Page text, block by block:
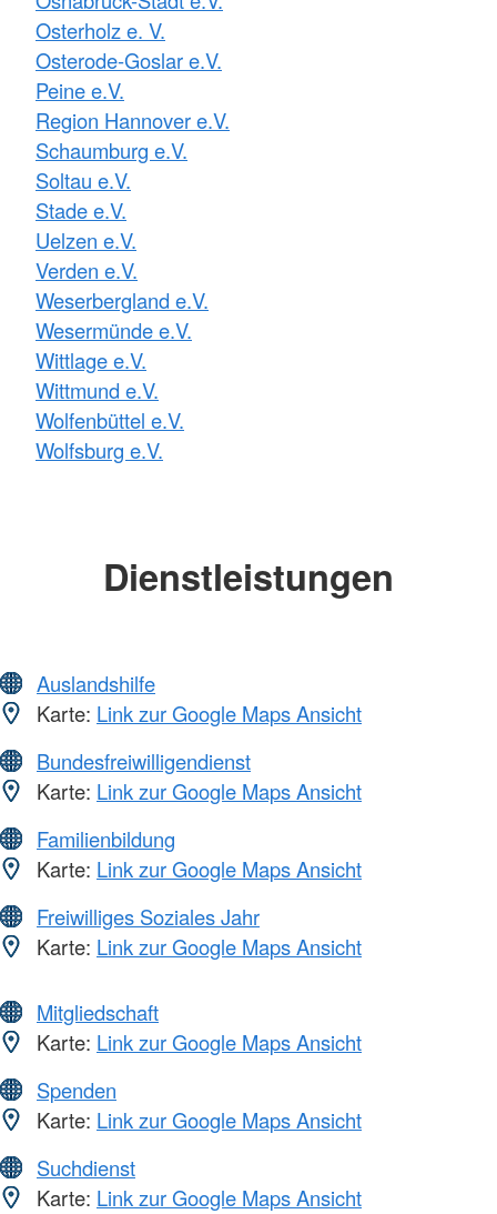
Osterholz e. V.
Osterode-Goslar e.V.
Peine e.V.
Region Hannover e.V.
Schaumburg e.V.
Soltau e.V.
Stade e.V.
Uelzen e.V.
Verden e.V.
Weserbergland e.V.
Wesermünde e.V.
Wittlage e.V.
Wittmund e.V.
Wolfenbüttel e.V.
Wolfsburg e.V.
Dienstleistungen
Auslandshilfe
Karte: Link zur Google Maps Ansicht
Bundesfreiwilligendienst
Karte: Link zur Google Maps Ansicht
Familienbildung
Karte: Link zur Google Maps Ansicht
Freiwilliges Soziales Jahr
Karte: Link zur Google Maps Ansicht
Mitgliedschaft
Karte: Link zur Google Maps Ansicht
Spenden
Karte: Link zur Google Maps Ansicht
Suchdienst
Karte: Link zur Google Maps Ansicht